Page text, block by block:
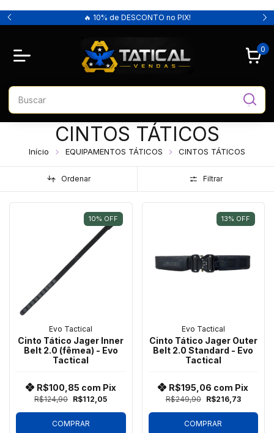
🔥 10% de DESCONTO no PIX!
0
CINTOS TÁTICOS
Início EQUIPAMENTOS TÁTICOS CINTOS TÁTICOS
Ordenar Filtrar
10% OFF
Evo Tactical
Cinto Tático Jager Inner
Belt 2.0 (fêmea) - Evo
Tactical
R$124,90 R$112,05
R$100,85 com Pix
COMPRAR
13% OFF
Evo Tactical
Cinto Tático Jager Outer
Belt 2.0 Standard - Evo
Tactical
R$249,90 R$216,73
R$195,06 com Pix
COMPRAR